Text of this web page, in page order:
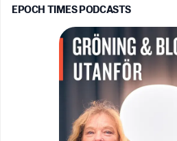
EPOCH TIMES PODCASTS